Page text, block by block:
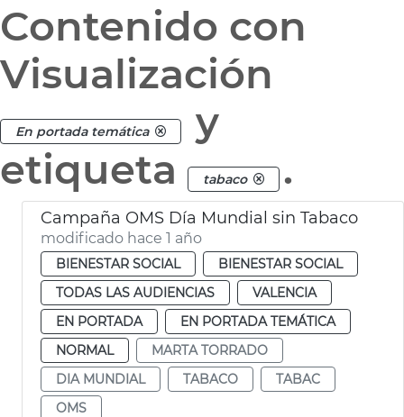
Contenido con
Visualización
En portada temática
y
etiqueta
tabaco .
Campaña OMS Día Mundial sin Tabaco
modificado hace 1 año
BIENESTAR SOCIAL
BIENESTAR SOCIAL
TODAS LAS AUDIENCIAS
VALENCIA
EN PORTADA
EN PORTADA TEMÁTICA
NORMAL
MARTA TORRADO
DIA MUNDIAL
TABACO
TABAC
OMS